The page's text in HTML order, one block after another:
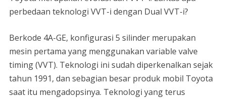
perbedaan teknologi VVT-i dengan Dual VVT-i?
Berkode 4A-GE, konfigurasi 5 silinder merupakan
mesin pertama yang menggunakan variable valve
timing (VVT). Teknologi ini sudah diperkenalkan sejak
tahun 1991, dan sebagian besar produk mobil Toyota
saat itu mengadopsinya. Teknologi yang terus